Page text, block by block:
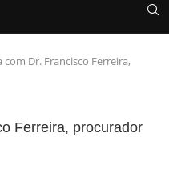
com Dr. Francisco Ferreira,
Ferreira, procurador